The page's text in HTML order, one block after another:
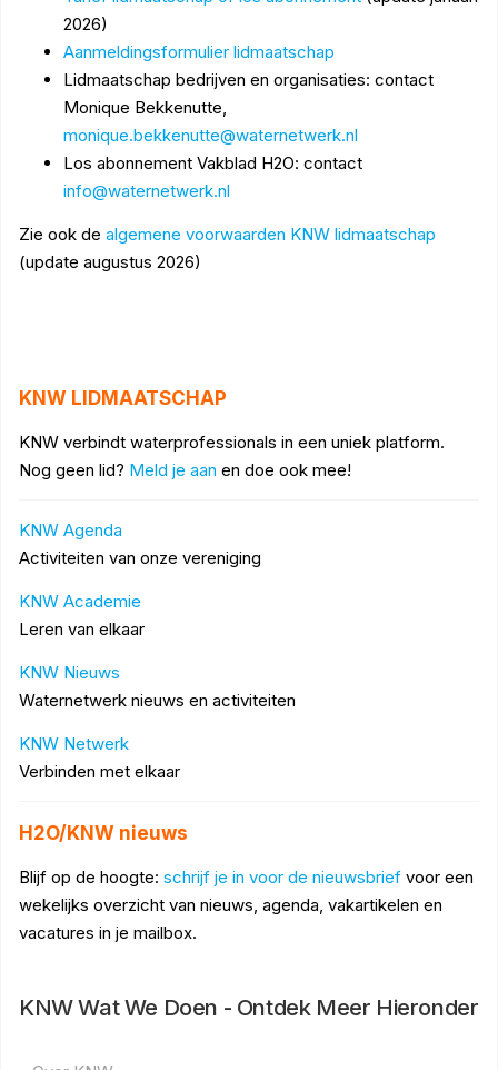
2026)
Aanmeldingsformulier lidmaatschap
Lidmaatschap bedrijven en organisaties: contact
Monique Bekkenutte,
monique.bekkenutte@waternetwerk.nl
Los abonnement Vakblad H2O: contact
info@waternetwerk.nl
Zie ook de algemene voorwaarden KNW lidmaatschap
(update augustus 2026)
KNW LIDMAATSCHAP
KNW verbindt waterprofessionals in een uniek platform.
Nog geen lid? Meld je aan en doe ook mee!
KNW Agenda
Activiteiten van onze vereniging
KNW Academie
Leren van elkaar
KNW Nieuws
Waternetwerk nieuws en activiteiten
KNW Netwerk
Verbinden met elkaar
H2O/KNW nieuws
Blijf op de hoogte: schrijf je in voor de nieuwsbrief voor een
wekelijks overzicht van nieuws, agenda, vakartikelen en
vacatures in je mailbox.
KNW Wat We Doen - Ontdek Meer Hieronder